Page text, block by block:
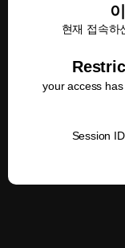
현재 접속하
your access
Session